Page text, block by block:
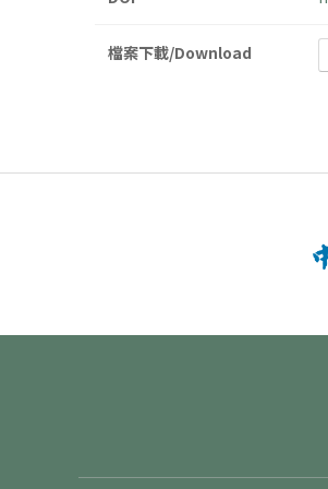
檔案下載/Download